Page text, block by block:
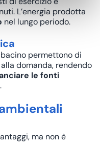
L’energia prodotta
nel lungo periodo.
permettono di
domanda, rendendo
le fonti
ma non è